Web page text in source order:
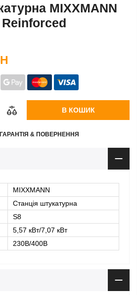
MIXXMANN
Reinforced
В КОШИК
ГАРАНТІЯ & ПОВЕРНЕННЯ
MIXXMANN
Станція штукатурна
S8
5,57 кВт/7,07 кВт
230В/400В